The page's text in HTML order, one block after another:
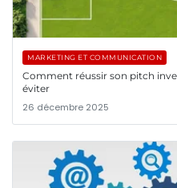
MARKETING ET COMMUNICATION
Comment réussir son pitch
éviter
26 décembre 2025